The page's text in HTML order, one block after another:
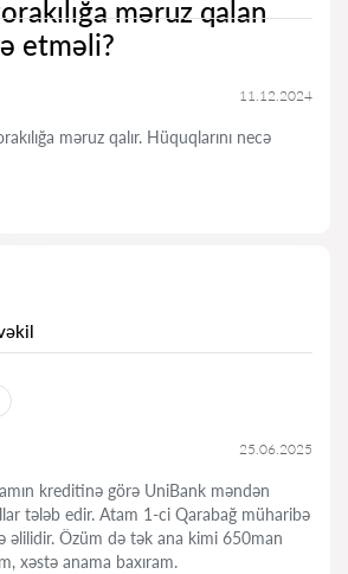
məruz qalan
etməli?
11.12.2024
məruz qalır. Hüquqlarını necə
25.06.2025
kreditinə görə UniBank məndən
tələb edir. Atam 1-ci Qarabağ müharibə
əlilidir. Özüm də tək ana kimi 650man
xəstə anama baxıram.